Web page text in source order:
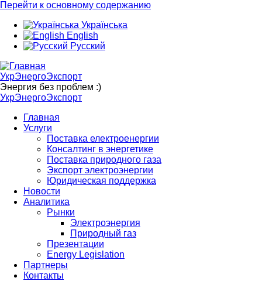
Перейти к основному содержанию
Українська
English
Русский
УкрЭнергоЭкспорт
Энергия без проблем :)
УкрЭнергоЭкспорт
Главная
Услуги
Поставка електроенергии
Консалтинг в энергетике
Поставка природного газа
Экспорт электроэнергии
Юридическая поддержка
Новости
Аналитика
Рынки
Электроэнергия
Природный газ
Презентации
Energy Legislation
Партнеры
Контакты